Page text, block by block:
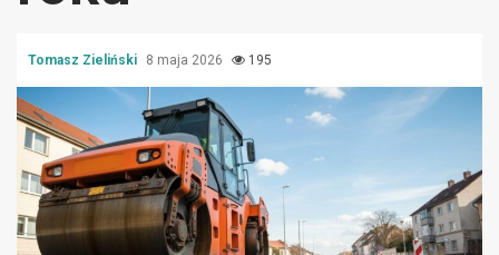
Tomasz Zieliński 8 maja 2026 195